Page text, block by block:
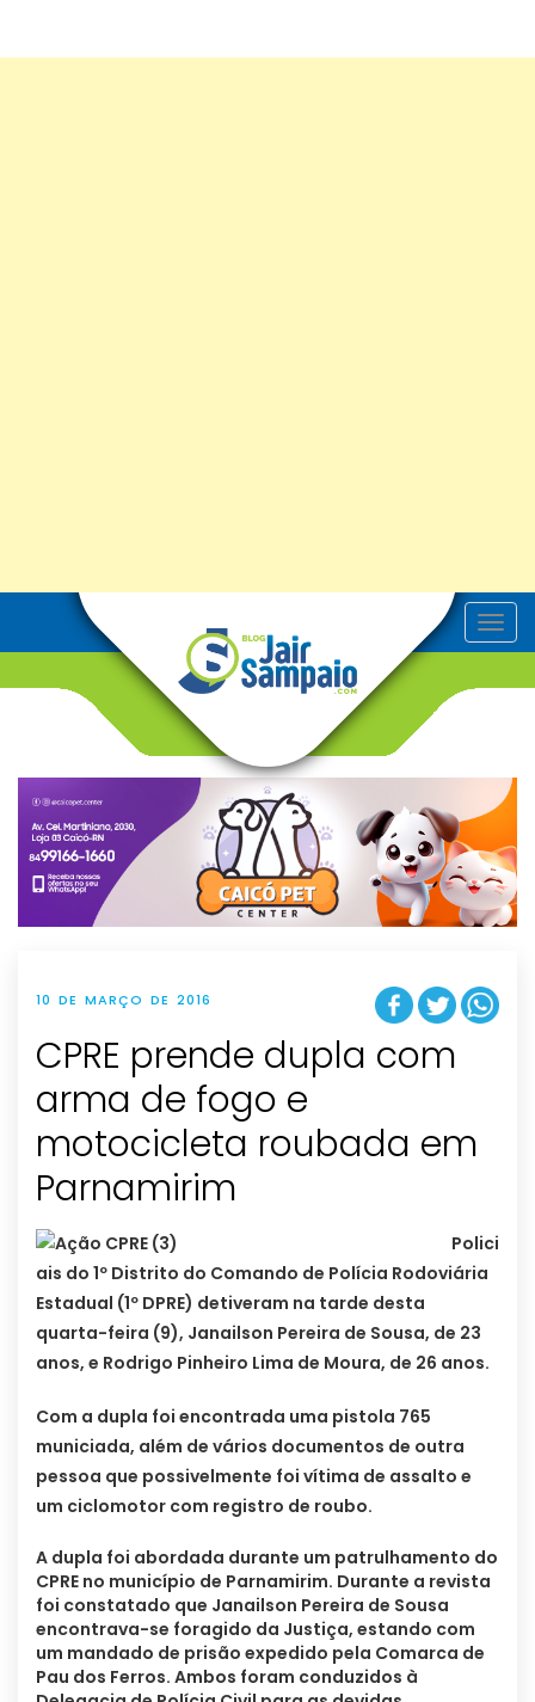
T
o
v
g
t
i
o
n
10 DE MARÇO DE 2016
CPRE prende dupla com
arma de fogo e
motocicleta roubada em
Polici
ais do 1º Distrito do Comando de Polícia Rodoviária
Estadual (1º DPRE) detiveram na tarde desta
quarta-feira (9), Janailson Pereira de Sousa, de 23
anos, e Rodrigo Pinheiro Lima de Moura, de 26 anos.
Com a dupla foi encontrada uma pistola 765
municiada, além de vários documentos de outra
pessoa que possivelmente foi vítima de assalto e
um ciclomotor com registro de roubo.
A dupla foi abordada durante um patrulhamento do
CPRE no município de Parnamirim. Durante a revista
foi constatado que Janailson Pereira de Sousa
encontrava-se foragido da Justiça, estando com
um mandado de prisão expedido pela Comarca de
Pau dos Ferros. Ambos foram conduzidos à